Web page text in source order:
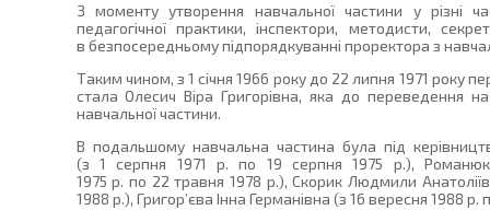
З моменту утворення навчальної частини у різні
педагогічної практики, інспектори, методисти,
в безпосередньому підпорядкуванні проректора з
Таким чином, з 1 січня 1966 року до 22 липня 1971 року
стала Олесич Віра Григорівна, яка до переведення
навчальної частини.
В подальшому навчальна частина була під
(з 1 серпня 1971 р. по 19 серпня 1975 р.),
1975 р. по 22 травня 1978 р.), Скорик Людмили
1988 р.), Григор’єва Інна Германівна (з 16 вересня 1988 р.